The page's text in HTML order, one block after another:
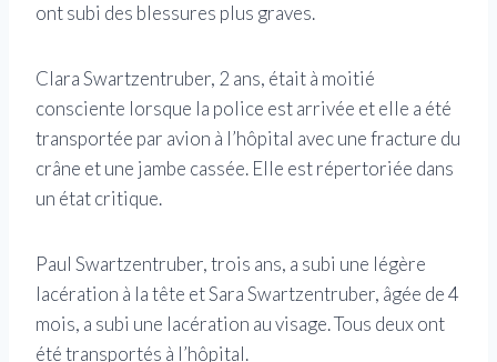
ont subi des blessures plus graves.
Clara Swartzentruber, 2 ans, était à moitié
consciente lorsque la police est arrivée et elle a été
transportée par avion à l’hôpital avec une fracture du
crâne et une jambe cassée. Elle est répertoriée dans
un état critique.
Paul Swartzentruber, trois ans, a subi une légère
lacération à la tête et Sara Swartzentruber, âgée de 4
mois, a subi une lacération au visage. Tous deux ont
été transportés à l’hôpital.